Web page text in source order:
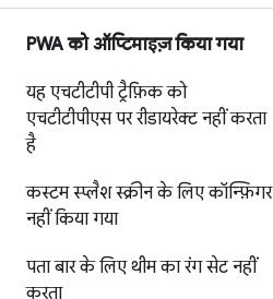
PWA को ऑप्टिमाइज़ किया गया
यह एचटीटीपी ट्रैफ़िक को
एचटीटीपीएस पर रीडायरेक्ट नहीं करता
है
कस्टम स्प्लैश स्क्रीन के लिए कॉन्फ़िगर
नहीं किया गया
पता बार के लिए थीम का रंग सेट नहीं
करता